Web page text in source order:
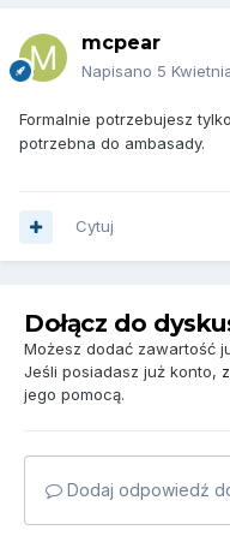
mcpear
Napisano 5
Formalnie potrzebujesz
potrzebna do ambasady.
Cytuj
Dołącz do
Możesz dodać zawartość
Jeśli posiadasz już konto,
jego pomocą.
Dodaj odpowiedź